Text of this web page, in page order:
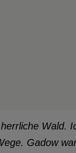
Wald.
Gadow